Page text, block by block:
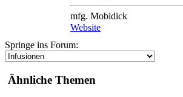
mfg. Mobidick
Website
Springe ins Forum:
Ähnliche Themen